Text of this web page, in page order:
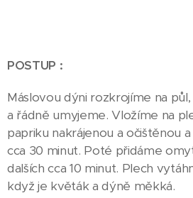
POSTUP :
Máslovou dýni rozkrojíme na
a řádně umyjeme. Vložíme na
papriku nakrájenou a očištěnou
cca 30 minut. Poté přidáme
dalších cca 10 minut. Plech
když je květák a dýně měkká.